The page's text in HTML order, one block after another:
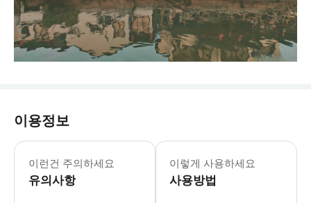
이용정보
이런건 주의하세요
유의사항
이렇게 사용하세요
사용방법